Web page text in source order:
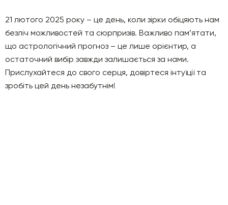
21 лютого 2025 року – це день, коли зірки обіцяють нам
безліч можливостей та сюрпризів. Важливо пам’ятати,
що астрологічний прогноз – це лише орієнтир, а
остаточний вибір завжди залишається за нами.
Прислухайтеся до свого серця, довіртеся інтуїції та
зробіть цей день незабутнім!